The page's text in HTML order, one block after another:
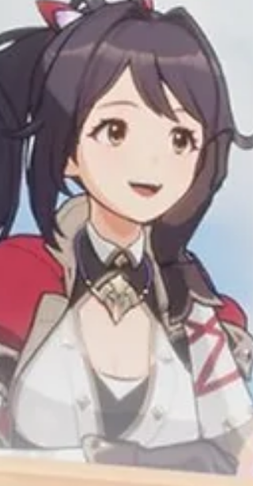
le Collecteur afin de réparer les dégâts
causés par une tempête. Après quelques
réparations et plusieurs heures passées à
explorer cet univers coloré, il est temps
nous de part